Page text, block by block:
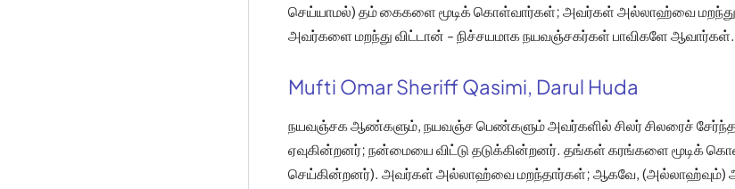
செய்யாமல்) தம் கைகளை மூடிக் கொள்வார்கள்; அவர்கள் அல்லாஹ்வை
அவர்களை மறந்து விட்டான் - நிச்சயமாக நயவஞ்சகர்கள் பாவிகளே ஆவார்கள்.
Mufti Omar Sheriff Qasimi, Darul Huda
நயவஞ்சக ஆண்களும், நயவஞ்ச பெண்களும் அவர்களில் சிலர் சிலரைச்
ஏவுகின்றனர்; நன்மையை விட்டு தடுக்கின்றனர். தங்கள் கரங்களை மூடிக்
செய்கின்றனர்). அவர்கள் அல்லாஹ்வை மறந்தார்கள்; ஆகவே, (அல்லாஹ்வும்)